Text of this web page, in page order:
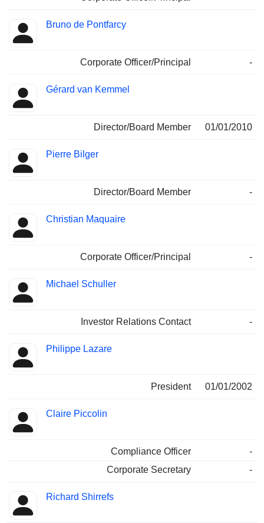
Bruno de Pontfarcy
Corporate Officer/Principal -
Gérard van Kemmel
Director/Board Member 01/01/2010
Pierre Bilger
Director/Board Member -
Christian Maquaire
Corporate Officer/Principal -
Michael Schuller
Investor Relations Contact -
Philippe Lazare
President 01/01/2002
Claire Piccolin
Compliance Officer
-
Corporate Secretary
-
Richard Shirrefs